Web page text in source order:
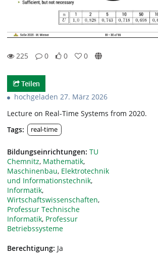
225
0
0
0
Teilen
hochgeladen 27. März 2026
Lecture on Real-Time Systems from 2020.
Tags:
real-time
Bildungseinrichtungen: TU
Chemnitz, Mathematik,
Maschinenbau, Elektrotechnik
und Informationstechnik,
Informatik,
Wirtschaftswissenschaften,
Professur Technische
Informatik, Professur
Betriebssysteme
Berechtigung: Ja